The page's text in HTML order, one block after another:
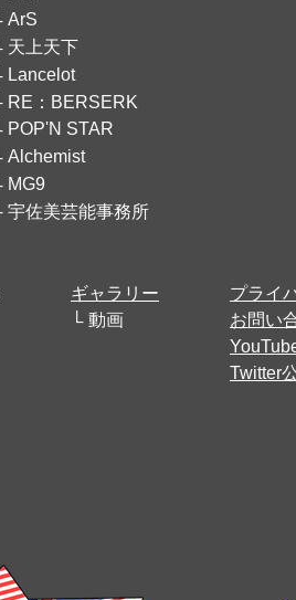
ArS
天上天下
Lancelot
RE：BERSERK
POP'N STAR
Alchemist
MG9
宇佐美芸能事務所
ギャラリー
動画
プライ
お問い
Twitter